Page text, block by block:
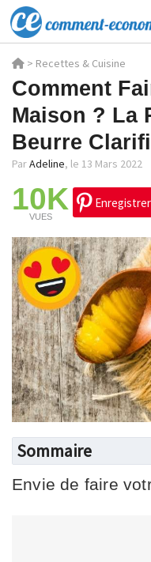
> Recettes & Cuisine
Comment
Maison ? La
Beurre
ParAdeline, le 13 Mars 2022
10K
VUES
Enregistrer
Sommaire
Envie de faire